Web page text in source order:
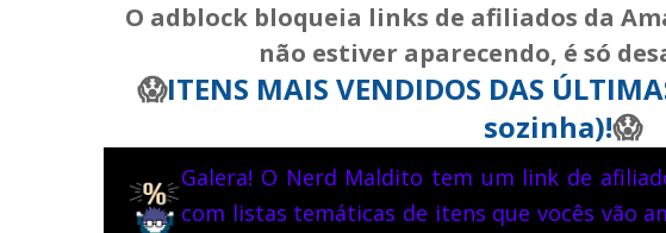
O adblock bloqueia links de afiliados da
não estiver aparecendo, é só
😱ITENS MAIS VENDIDOS DAS
sozinha)!😱
Galera! O Nerd Maldito tem um link de
com listas temáticas de itens que vocês vão